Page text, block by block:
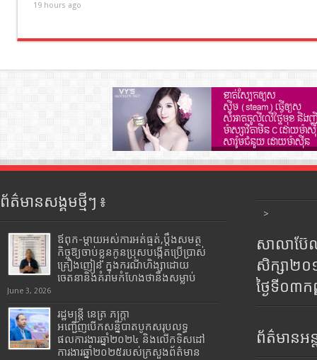
19 hours ago
ព័ត៌មានសង្គមថ្មីៗ ៖
ឪពុក-ម្ដាយអស់ការអត់ធ្មត់,ប្ដឹងសមត្ថ
កិច្ចឱ្យចាប់ខ្លួនកូនប្រុសបង្កើតប្រើប្រាស់
គ្រឿងញៀន ក្នុងករណីហិង្សាដោយ
ចេតនានិងគំរាមកំហែងថានឹងសម្លាប់
June 3, 2026
រដ្ឋមន្រ្តី​ នេត្រ​ ភក្ត្រា​
អញ្ជើញបើកសន្និបាតបូកសរុបលទ្ធ
ផលការងារឆ្នាំ២០២៤ និងលើកទិសដៅ
ការងារឆ្នាំ២០២៥របស់​ក្រសួង​ព័ត៌មាន​
>
សាលាប៊ែ
សិក្សា២
ថ្ងៃទី០៣
ព័ត៌មានអន្